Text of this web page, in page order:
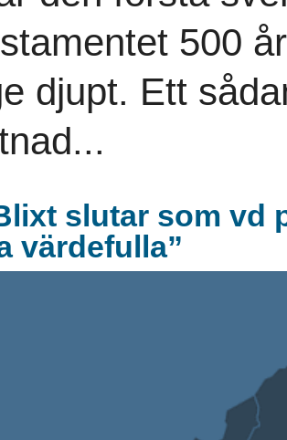
500
djupt. Ett
slutar som vd
värdefulla”